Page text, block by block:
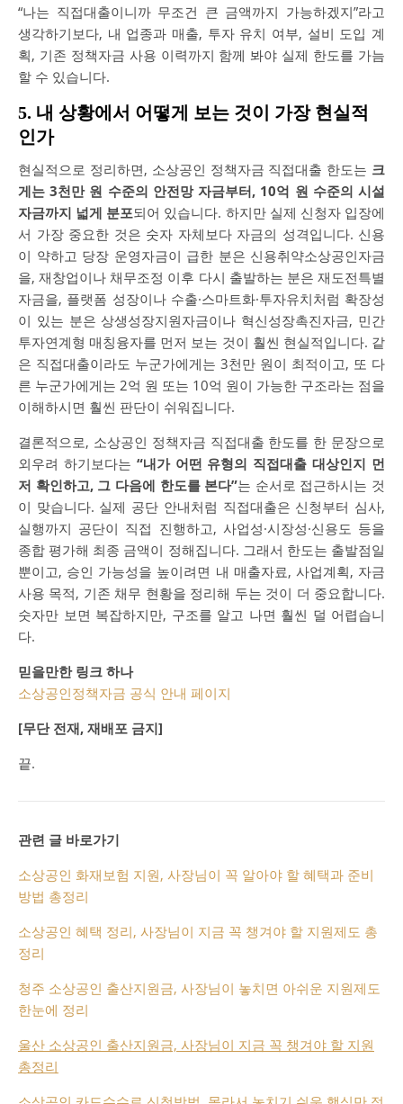
“나는 직접대출이니까 무조건 큰 금액까지 가능하겠지”라고
생각하기보다, 내 업종과 매출, 투자 유치 여부, 설비 도입 계
획, 기존 정책자금 사용 이력까지 함께 봐야 실제 한도를 가늠
할 수 있습니다.
5. 내 상황에서 어떻게 보는 것이 가장 현실적
인가
현실적으로 정리하면, 소상공인 정책자금 직접대출 한도는 크
게는 3천만 원 수준의 안전망 자금부터, 10억 원 수준의 시설
자금까지 넓게 분포되어 있습니다. 하지만 실제 신청자 입장에
서 가장 중요한 것은 숫자 자체보다 자금의 성격입니다. 신용
이 약하고 당장 운영자금이 급한 분은 신용취약소상공인자금
을, 재창업이나 채무조정 이후 다시 출발하는 분은 재도전특별
자금을, 플랫폼 성장이나 수출·스마트화·투자유치처럼 확장성
이 있는 분은 상생성장지원자금이나 혁신성장촉진자금, 민간
투자연계형 매칭융자를 먼저 보는 것이 훨씬 현실적입니다. 같
은 직접대출이라도 누군가에게는 3천만 원이 최적이고, 또 다
른 누군가에게는 2억 원 또는 10억 원이 가능한 구조라는 점을
이해하시면 훨씬 판단이 쉬워집니다.
결론적으로, 소상공인 정책자금 직접대출 한도를 한 문장으로
외우려 하기보다는 “내가 어떤 유형의 직접대출 대상인지 먼
저 확인하고, 그 다음에 한도를 본다”는 순서로 접근하시는 것
이 맞습니다. 실제 공단 안내처럼 직접대출은 신청부터 심사,
실행까지 공단이 직접 진행하고, 사업성·시장성·신용도 등을
종합 평가해 최종 금액이 정해집니다. 그래서 한도는 출발점일
뿐이고, 승인 가능성을 높이려면 내 매출자료, 사업계획, 자금
사용 목적, 기존 채무 현황을 정리해 두는 것이 더 중요합니다.
숫자만 보면 복잡하지만, 구조를 알고 나면 훨씬 덜 어렵습니
다.
믿을만한 링크 하나
소상공인정책자금 공식 안내 페이지
[무단 전재, 재배포 금지]
끝.
관련 글 바로가기
소상공인 화재보험 지원, 사장님이 꼭 알아야 할 혜택과 준비
방법 총정리
소상공인 혜택 정리, 사장님이 지금 꼭 챙겨야 할 지원제도 총
정리
청주 소상공인 출산지원금, 사장님이 놓치면 아쉬운 지원제도
한눈에 정리
울산 소상공인 출산지원금, 사장님이 지금 꼭 챙겨야 할 지원
총정리